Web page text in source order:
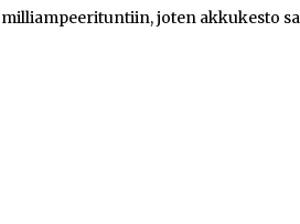
milliampeerituntiin, joten akkukesto